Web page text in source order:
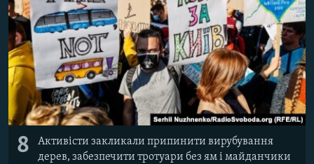
8
Активісти закликали припинити вирубування
дерев, забезпечити тротуари без ям і майданчики